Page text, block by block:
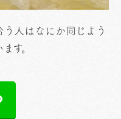
人はなにか同じよう
す。